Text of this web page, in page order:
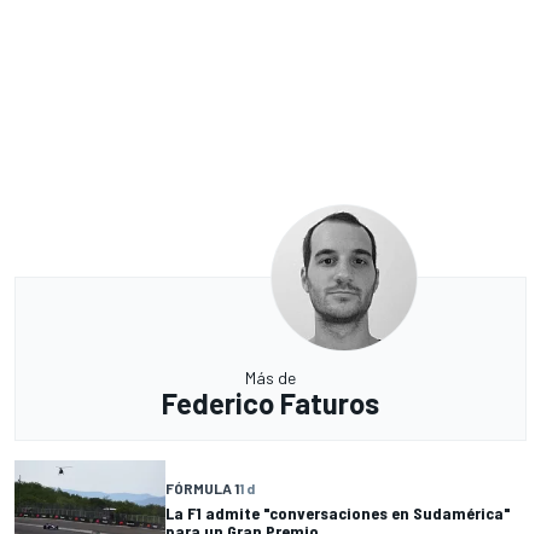
Más de
Federico Faturos
FÓRMULA 11 d
La F1 admite "conversaciones en Sudamérica"